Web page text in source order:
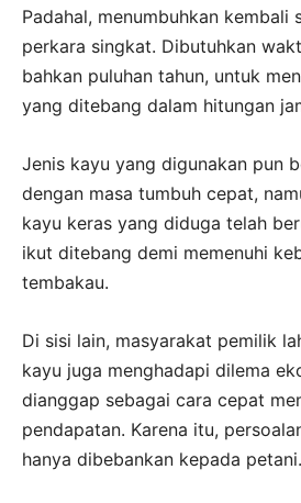
Padahal, menumbuhkan kembali
perkara singkat. Dibutuhkan
bahkan puluhan tahun, untuk
yang ditebang dalam hitungan
Jenis kayu yang digunakan pun
dengan masa tumbuh cepat,
kayu keras yang diduga telah
ikut ditebang demi memenuhi
tembakau.
Di sisi lain, masyarakat pemilik
kayu juga menghadapi dilema
dianggap sebagai cara cepat
pendapatan. Karena itu,
hanya dibebankan kepada petani.